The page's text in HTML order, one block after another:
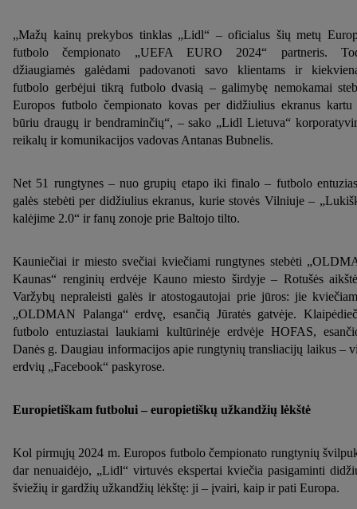
„Mažų kainų prekybos tinklas „Lidl“ – oficialus šių metų
futbolo čempionato „UEFA EURO 2024“ partneris.
džiaugiamės galėdami padovanoti savo klientams ir
futbolo gerbėjui tikrą futbolo dvasią – galimybę nemokamai
Europos futbolo čempionato kovas per didžiulius ekranus kartu
būriu draugų ir bendraminčių“, – sako „Lidl Lietuva“
reikalų ir komunikacijos vadovas Antanas Bubnelis.
Net 51 rungtynes – nuo grupių etapo iki finalo – futbolo
galės stebėti per didžiulius ekranus, kurie stovės Vilniuje –
kalėjime 2.0“ ir fanų zonoje prie Baltojo tilto.
Kauniečiai ir miesto svečiai kviečiami rungtynes stebėti
Kaunas“ renginių erdvėje Kauno miesto širdyje – Rotušės
Varžybų nepraleisti galės ir atostogautojai prie jūros: jie
„OLDMAN Palanga“ erdvę, esančią Jūratės gatvėje.
futbolo entuziastai laukiami kultūrinėje erdvėje HOFAS,
Danės g. Daugiau informacijos apie rungtynių transliacijų laikus –
erdvių „Facebook“ paskyrose.
Europietiškam futbolui – europietiškų užkandžių lėkštė
Kol pirmųjų 2024 m. Europos futbolo čempionato rungtynių
dar nenuaidėjo, „Lidl“ virtuvės ekspertai kviečia pasigaminti
šviežių ir gardžių užkandžių lėkštę: ji – įvairi, kaip ir pati Europa.